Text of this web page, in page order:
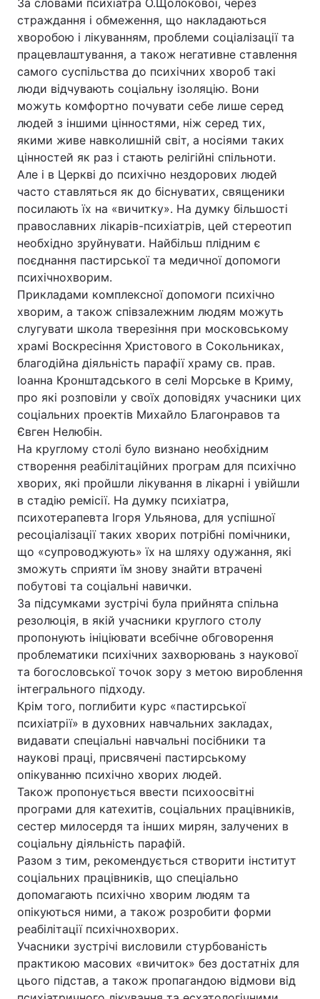
За словами психіатра О.Щолокової, через
страждання і обмеження, що накладаються
хворобою і лікуванням, проблеми соціалізації та
працевлаштування, а також негативне ставлення
самого суспільства до психічних хвороб такі
люди відчувають соціальну ізоляцію. Вони
можуть комфортно почувати себе лише серед
людей з іншими цінностями, ніж серед тих,
якими живе навколишній світ, а носіями таких
цінностей як раз і стають релігійні спільноти.
Але і в Церкві до психічно нездорових людей
часто ставляться як до біснуватих, священики
посилають їх на «вичитку». На думку більшості
православних лікарів-психіатрів, цей стереотип
необхідно зруйнувати. Найбільш плідним є
поєднання пастирської та медичної допомоги
психічнохворим.
Прикладами комплексної допомоги психічно
хворим, а також співзалежним людям можуть
слугувати школа тверезіння при московському
храмі Воскресіння Христового в Сокольниках,
благодійна діяльність парафії храму св. прав.
Іоанна Кронштадського в селі Морське в Криму,
про які розповіли у своїх доповідях учасники цих
соціальних проектів Михайло Благонравов та
Євген Нелюбін.
На круглому столі було визнано необхідним
створення реабілітаційних програм для психічно
хворих, які пройшли лікування в лікарні і увійшли
в стадію ремісії. На думку психіатра,
психотерапевта Ігоря Ульянова, для успішної
ресоціалізації таких хворих потрібні помічники,
що «супроводжують» їх на шляху одужання, які
зможуть сприяти їм знову знайти втрачені
побутові та соціальні навички.
За підсумками зустрічі була прийнята спільна
резолюція, в якій учасники круглого столу
пропонують ініціювати всебічне обговорення
проблематики психічних захворювань з наукової
та богословської точок зору з метою вироблення
інтегрального підходу.
Крім того, поглибити курс «пастирської
психіатрії» в духовних навчальних закладах,
видавати спеціальні навчальні посібники та
наукові праці, присвячені пастирському
опікуванню психічно хворих людей.
Також пропонується ввести психоосвітні
програми для катехитів, соціальних працівників,
сестер милосердя та інших мирян, залучених в
соціальну діяльність парафій.
Разом з тим, рекомендується створити інститут
соціальних працівників, що спеціально
допомагають психічно хворим людям та
опікуються ними, а також розробити форми
реабілітації психічнохворих.
Учасники зустрічі висловили стурбованість
практикою масових «вичиток» без достатніх для
цього підстав, а також пропагандою відмови від